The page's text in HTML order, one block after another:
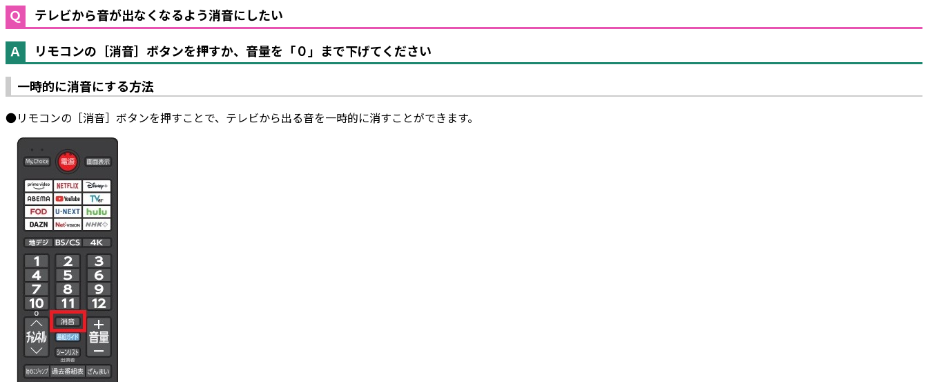
テレビから音が出なくなるよう消音にしたい
リモコンの［消音］ボタンを押すか、音量を「０」まで下げてください
一時的に消音にする方法
●リモコンの［消音］ボタンを押すことで、テレビから出る音を一時的に消すことができます。